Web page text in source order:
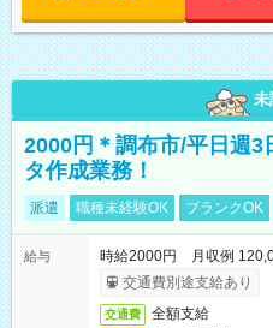
未
2000円＊調布市/平日週3
タ作成業務！
派遣 職種未経験OK ブランクOK
給与
時給2000円 月収例
交通費別途支給あり
交通費 全額支給